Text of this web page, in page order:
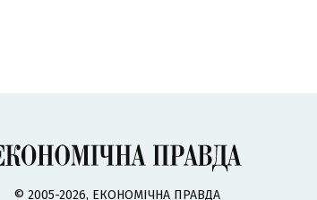
© 2005-2026, ЕКОНОМІЧНА ПРАВДА